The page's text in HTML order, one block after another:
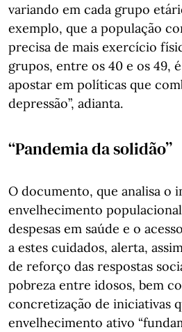
variando em cada grupo
exemplo, que a população
precisa de mais exercício
grupos, entre os 40 e os 49,
apostar em políticas que
depressão”, adianta.
“Pandemia da solidão”
O documento, que analisa o
envelhecimento
despesas em saúde e o
a estes cuidados, alerta,
de reforço das respostas
pobreza entre idosos, bem
concretização de iniciativas
envelhecimento ativo